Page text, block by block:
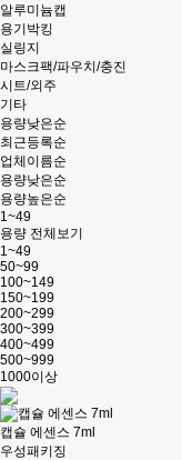
알루미늄캡
용기박킹
실링지
마스크팩/파우치/충진
시트/외주
기타
용량낮은순
최근등록순
업체이름순
용량낮은순
용량높은순
1~49
용량 전체보기
1~49
50~99
100~149
150~199
200~299
300~399
400~499
500~999
1000이상
캡슐 에센스 7ml
우성패키징